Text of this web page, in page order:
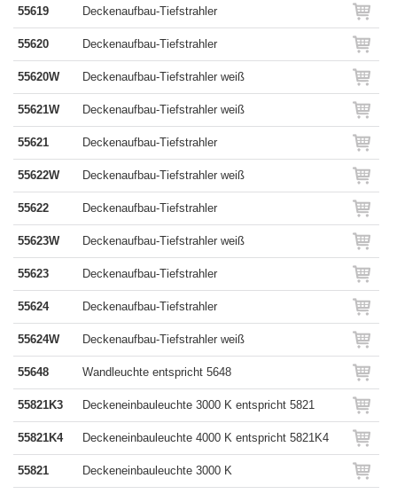
55619 Deckenaufbau-Tiefstrahler
55620 Deckenaufbau-Tiefstrahler
55620W Deckenaufbau-Tiefstrahler weiß
55621W Deckenaufbau-Tiefstrahler weiß
55621 Deckenaufbau-Tiefstrahler
55622W Deckenaufbau-Tiefstrahler weiß
55622 Deckenaufbau-Tiefstrahler
55623W Deckenaufbau-Tiefstrahler weiß
55623 Deckenaufbau-Tiefstrahler
55624 Deckenaufbau-Tiefstrahler
55624W Deckenaufbau-Tiefstrahler weiß
55648 Wandleuchte entspricht 5648
55821K3 Deckeneinbauleuchte 3000 K entspricht 5821
55821K4 Deckeneinbauleuchte 4000 K entspricht 5821K4
55821 Deckeneinbauleuchte 3000 K